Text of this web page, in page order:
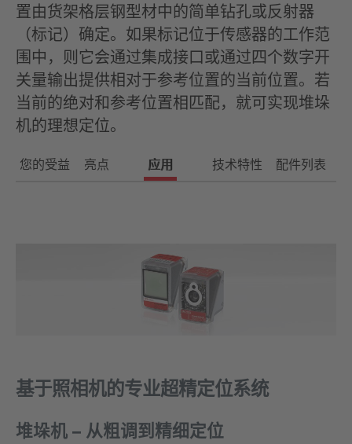
置由货架格层钢型材中的简单钻孔或反射器
（标记）确定。如果标记位于传感器的工作范
围中，则它会通过集成接口或通过四个数字开
关量输出提供相对于参考位置的当前位置。若
当前的绝对和参考位置相匹配，就可实现堆垛
机的理想定位。
您的受益 亮点 应用 技术特性 配件列表
基于照相机的专业超精定位系统
堆垛机 – 从粗调到精细定位